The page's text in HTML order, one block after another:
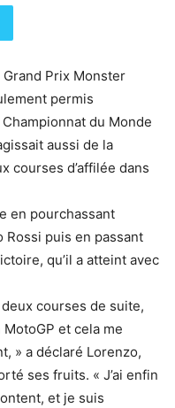
Prix Monster
permis
du Monde
aussi de la
courses d’affilée dans
en pourchassant
Rossi puis en passant
qu’il a atteint avec
courses de suite,
et cela me
» a déclaré Lorenzo,
ses fruits. « J’ai enfin
et je suis